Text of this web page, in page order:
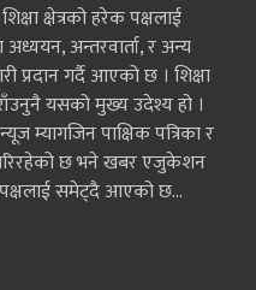
क्षेत्रको हरेक पक्षलाई
अन्तरवार्ता, र अन्य
प्रदान गर्दै आएको छ । शिक्षा
यसको मुख्य उदेश्य हो ।
म्यागजिन पाक्षिक पत्रिका र
छ भने खबर एजुकेशन
पक्षलाई समेट्दै आएको छ...